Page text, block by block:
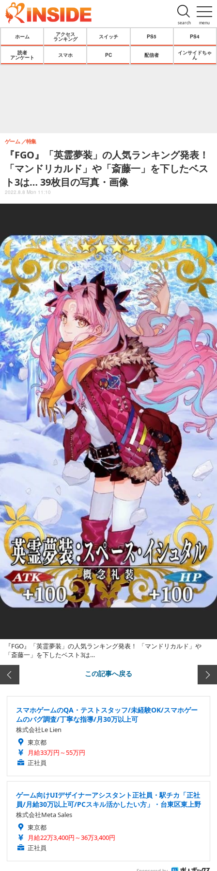
menu
search
ホーム
アクセス
ランキング
スイッチ PS5 PS4
読者
アンケート
スマホ PC 配信者
インサイドちゃ
ん
『FGO』「英霊夢装」の人気ランキング発表！
「マンドリカルド」や「斎藤一」を下したベス
ト3は… 39枚目の写真・画像
ゲーム 特集
2022.8.8 Mon 11:10
『FGO』「英霊夢装」の人気ランキング発表！ 「マンドリカルド」や
「斎藤一」を下したベスト3は…
この記事へ戻る
スマホゲームのQA・テストスタッフ/未経験OK/スマホゲー
ムのバグ調査/丁寧な指導/月30万以上可
株式会社Le Lien
東京都
月給33万円～55万円
正社員
ゲーム向けUIデザイナーアシスタント正社員・駅チカ「正社
員/月給30万以上可/PCスキル活かしたい方」・台東区東上野
株式会社Meta Sales
東京都
月給22万3,400円～36万3,400円
正社員